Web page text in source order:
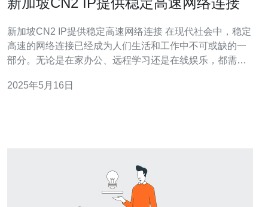
新加坡CN2 IP提供稳定高速网络连接 在现代社会中，稳定
高速的网络连接已经成为人们生活和工作中不可或缺的一
部分。无论是在家办公、远程学习还是在线娱乐，都需要
网络连接方式，能够提供稳定快速的网络服务。 在新加
2025年5月16日